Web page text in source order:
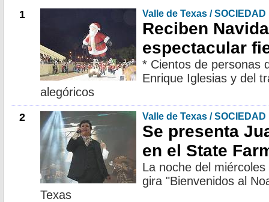
1 Valle de Texas / SOCIEDAD
Reciben
espectacular
* Cientos de personas
Enrique Iglesias y del
alegóricos
2 Valle de Texas / SOCIEDAD
Se presenta
en el State
La noche del
gira "Bienvenidos al
Texas